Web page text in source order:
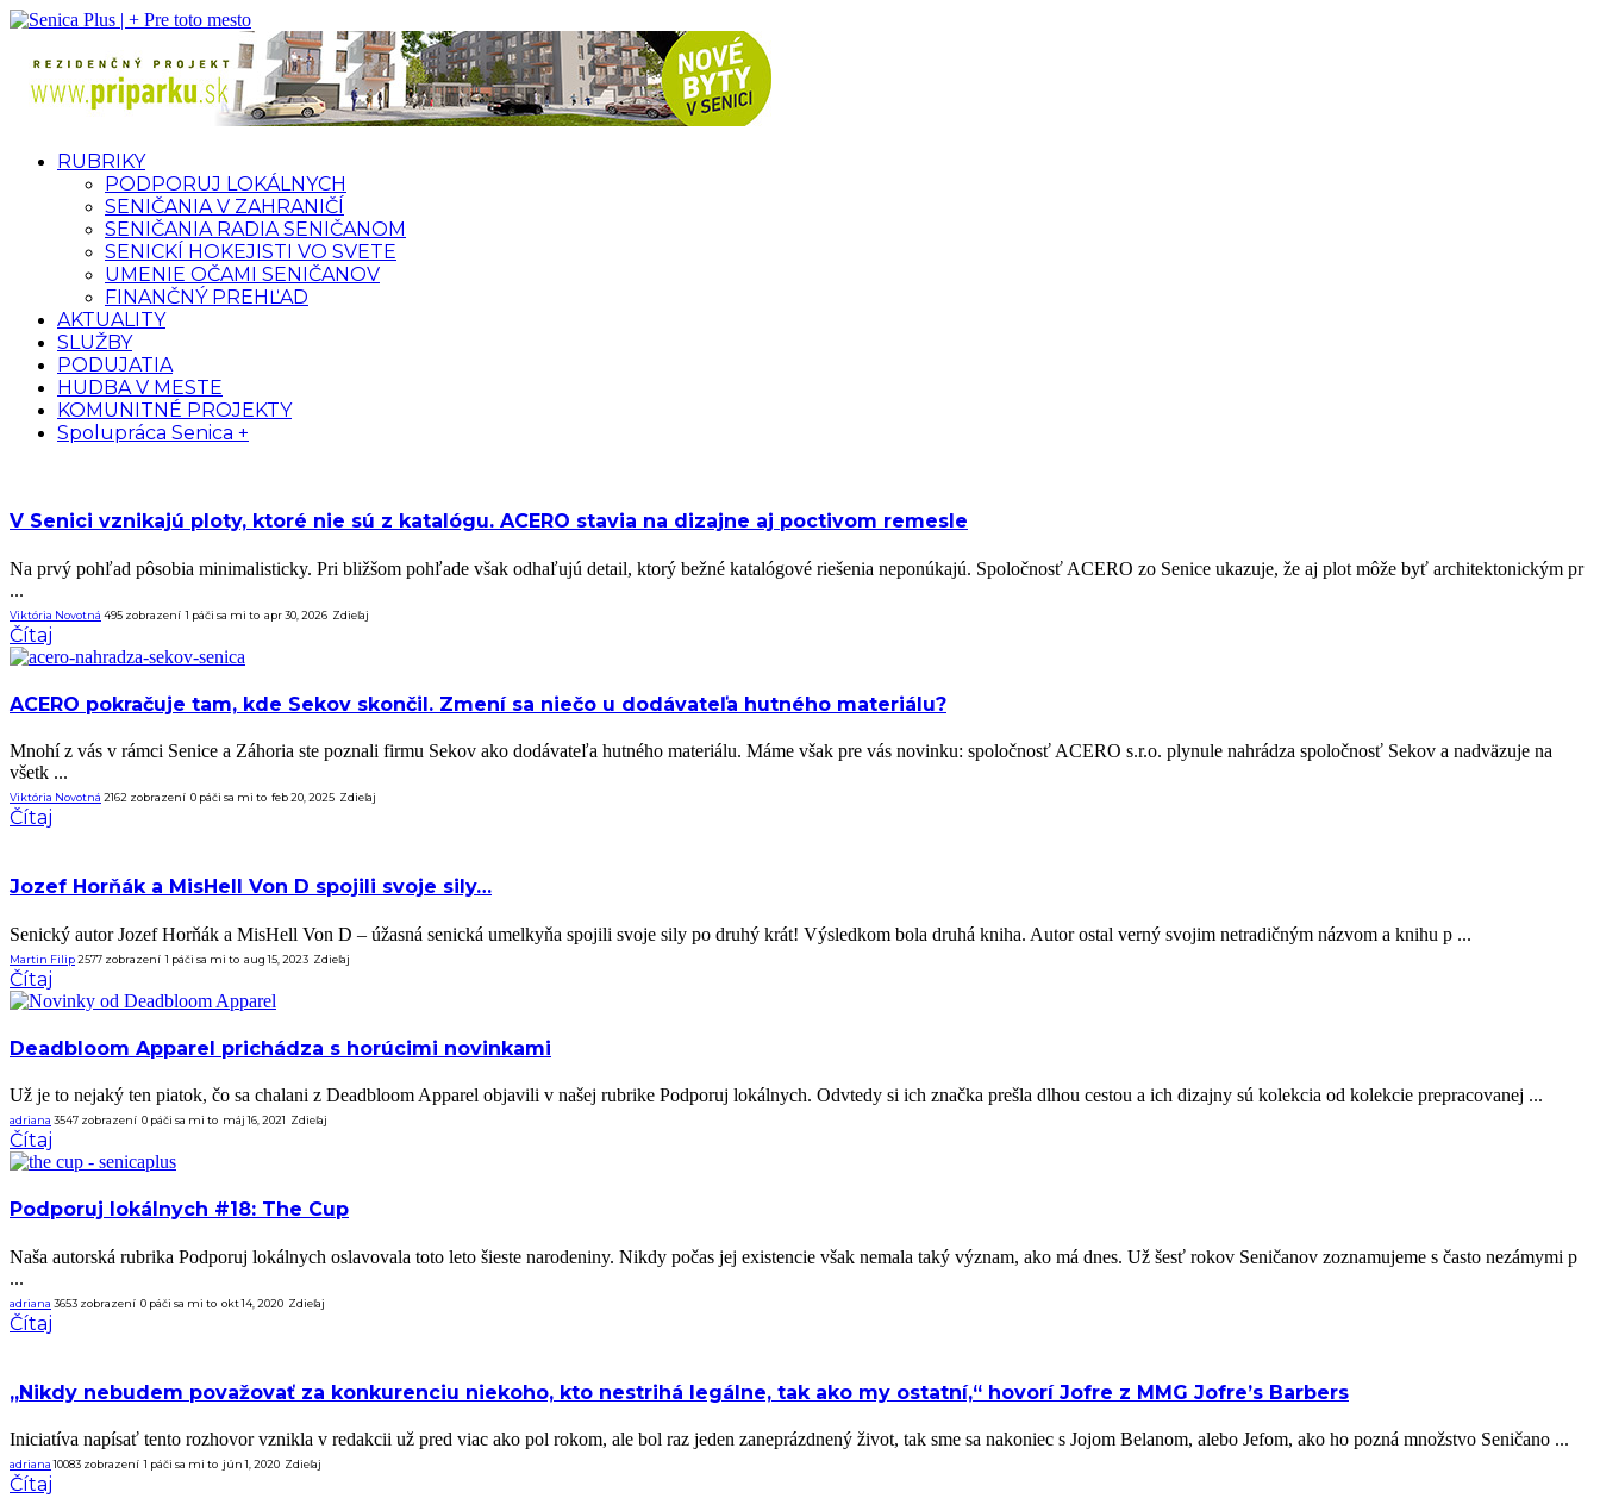
RUBRIKY
PODPORUJ LOKÁLNYCH
SENIČANIA V ZAHRANIČÍ
SENIČANIA RADIA SENIČANOM
SENICKÍ HOKEJISTI VO SVETE
UMENIE OČAMI SENIČANOV
FINANČNÝ PREHĽAD
AKTUALITY
SLUŽBY
PODUJATIA
HUDBA V MESTE
KOMUNITNÉ PROJEKTY
Spolupráca Senica +
V Senici vznikajú ploty, ktoré nie sú z katalógu. ACERO stavia na dizajne aj poctivom remesle
Na prvý pohľad pôsobia minimalisticky. Pri bližšom pohľade však odhaľujú detail, ktorý bežné katalógové riešenia neponúkajú. Spoločnosť ACERO zo Senice ukazuje, že aj plot môže byť architektonickým pr
...
Viktória Novotná 495 zobrazení 1 páči sa mi to apr 30, 2026 Zdieľaj
Čítaj
ACERO pokračuje tam, kde Sekov skončil. Zmení sa niečo u dodávateľa hutného materiálu?
Mnohí z vás v rámci Senice a Záhoria ste poznali firmu Sekov ako dodávateľa hutného materiálu. Máme však pre vás novinku: spoločnosť ACERO s.r.o. plynule nahrádza spoločnosť Sekov a nadväzuje na
všetk ...
Viktória Novotná 2162 zobrazení 0 páči sa mi to feb 20, 2025 Zdieľaj
Čítaj
Jozef Horňák a MisHell Von D spojili svoje sily…
Senický autor Jozef Horňák a MisHell Von D – úžasná senická umelkyňa spojili svoje sily po druhý krát! Výsledkom bola druhá kniha. Autor ostal verný svojim netradičným názvom a knihu p ...
Martin Filip2577 zobrazení 1 páči sa mi to aug 15, 2023 Zdieľaj
Čítaj
Deadbloom Apparel prichádza s horúcimi novinkami
Už je to nejaký ten piatok, čo sa chalani z Deadbloom Apparel objavili v našej rubrike Podporuj lokálnych. Odvtedy si ich značka prešla dlhou cestou a ich dizajny sú kolekcia od kolekcie prepracovanej ...
adriana 3547 zobrazení 0 páči sa mi to máj 16, 2021 Zdieľaj
Čítaj
Podporuj lokálnych #18: The Cup
Naša autorská rubrika Podporuj lokálnych oslavovala toto leto šieste narodeniny. Nikdy počas jej existencie však nemala taký význam, ako má dnes. Už šesť rokov Seničanov zoznamujeme s často nezámymi p
...
adriana 3653 zobrazení 0 páči sa mi to okt 14, 2020 Zdieľaj
Čítaj
„Nikdy nebudem považovať za konkurenciu niekoho, kto nestrihá legálne, tak ako my ostatní,“ hovorí Jofre z MMG Jofre’s Barbers
Iniciatíva napísať tento rozhovor vznikla v redakcii už pred viac ako pol rokom, ale bol raz jeden zaneprázdnený život, tak sme sa nakoniec s Jojom Belanom, alebo Jefom, ako ho pozná množstvo Seničano ...
adriana 10083 zobrazení 1 páči sa mi to jún 1, 2020 Zdieľaj
Čítaj